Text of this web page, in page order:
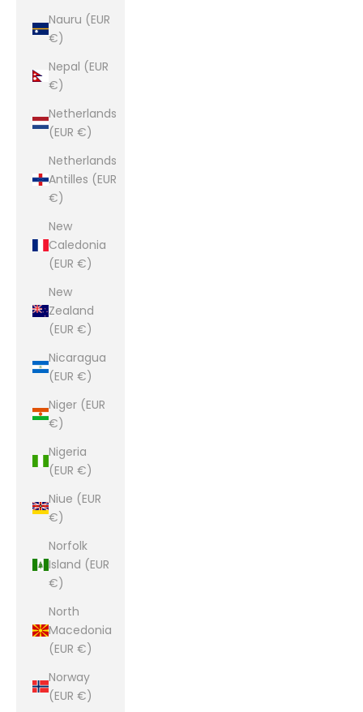
Nauru (EUR
€)
Nepal (EUR
€)
Netherlands
(EUR €)
Netherlands
Antilles (EUR
€)
New
Caledonia
(EUR €)
New
Zealand
(EUR €)
Nicaragua
(EUR €)
Niger (EUR
€)
Nigeria
(EUR €)
Niue (EUR
€)
Norfolk
Island (EUR
€)
North
Macedonia
(EUR €)
Norway
(EUR €)